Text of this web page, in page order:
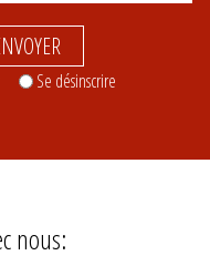
Se désinscrire
nous: